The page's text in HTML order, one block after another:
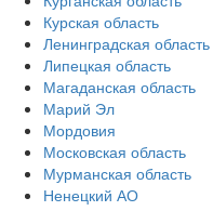
Курская область
Ленинградская область
Липецкая область
Магаданская область
Марий Эл
Мордовия
Московская область
Мурманская область
Ненецкий АО